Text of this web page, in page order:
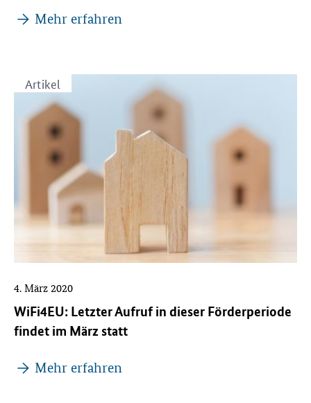
Mehr erfahren
Artikel
WiFi4EU: Letzter Aufruf in dieser Förderperiode
findet im März statt
4. März 2020
Mehr erfahren